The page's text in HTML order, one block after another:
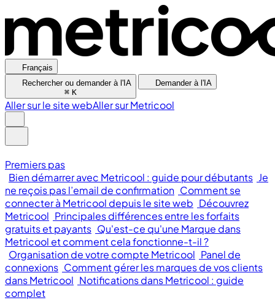
Français
Rechercher ou demander à l'IA
⌘ K
Demander à l'IA
Aller sur le site webAller sur Metricool
Premiers pas
Bien démarrer avec Metricool : guide pour débutants Je
ne reçois pas l’email de confirmation Comment se
connecter à Metricool depuis le site web Découvrez
Metricool Principales différences entre les forfaits
gratuits et payants Qu'est-ce qu'une Marque dans
Metricool et comment cela fonctionne-t-il ?
Organisation de votre compte Metricool Panel de
connexions Comment gérer les marques de vos clients
dans Metricool Notifications dans Metricool : guide
complet